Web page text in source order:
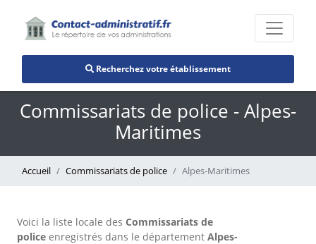
Recherchez votre établissement
Commissariats de police - Alpes-
Maritimes
Accueil Commissariats de police Alpes-Maritimes
Voici la liste locale des Commissariats de
police enregistrés dans le département Alpes-